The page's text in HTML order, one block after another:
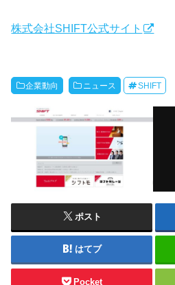
株式会社SHIFT公式サイト
企業動向 ニュース SHIFT
ポスト
はてブ
Pocket